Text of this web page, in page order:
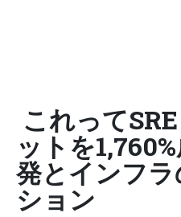
これって
ットを
発とインフ
ション